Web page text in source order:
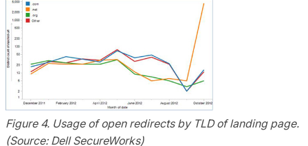
Figure 4. Usage of open redirects by TLD of landing page.
(Source: Dell SecureWorks)